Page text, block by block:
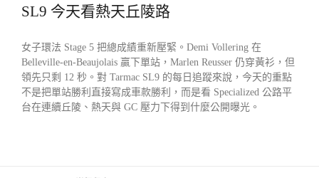
SL9 今天看熱天丘陵路
女子環法 Stage 5 把總成績重新壓緊。Demi Vollering 在
Belleville-en-Beaujolais 贏下單站，Marlen Reusser 仍穿黃衫，但
領先只剩 12 秒。對 Tarmac SL9 的每日追蹤來說，今天的重點
不是把單站勝利直接寫成車款勝利，而是看 Specialized 公路平
台在連續丘陵、熱天與 GC 壓力下得到什麼公開曝光。